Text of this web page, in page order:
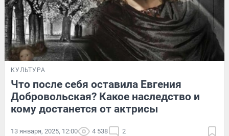
КУЛЬТУРА
Что после себя оставила Евгения
Добровольская? Какое наследство и
кому достанется от актрисы
13 января, 2025, 12:00 4 538 2